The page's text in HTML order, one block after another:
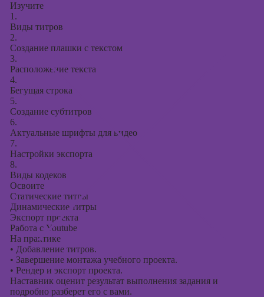
Изучите
1.
Виды титров
2.
Создание плашки с текстом
3.
Расположение текста
4.
Бегущая строка
5.
Создание субтитров
6.
Актуальные шрифты для видео
7.
Настройки экспорта
8.
Виды кодеков
Освоите
Статические титры
Динамические титры
Экспорт проекта
Работа с Youtube
На практике
• Добавление титров.
• Завершение монтажа учебного проекта.
• Рендер и экспорт проекта.
Наставник оценит результат выполнения задания и
подробно разберет его с вами.